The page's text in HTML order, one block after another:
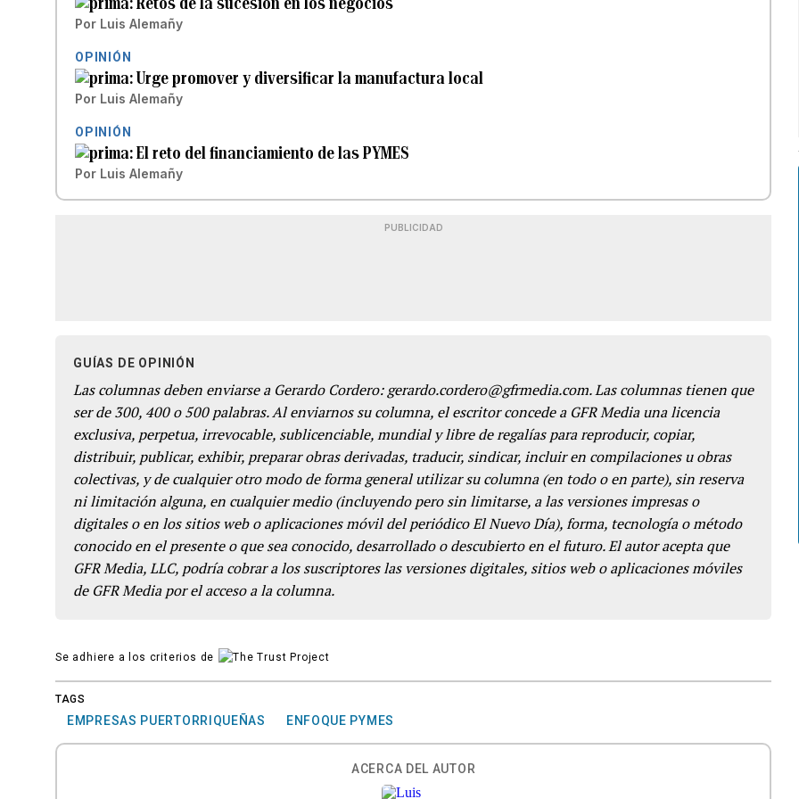
Por Luis Alemañy
OPINIÓN
Urge promover y diversificar la manufactura local
Por Luis Alemañy
OPINIÓN
El reto del financiamiento de las PYMES
Por Luis Alemañy
PUBLICIDAD
GUÍAS DE OPINIÓN
Las columnas deben enviarse a Gerardo Cordero: gerardo.cordero@gfrmedia.com. Las columnas tienen que
ser de 300, 400 o 500 palabras. Al enviarnos su columna, el escritor concede a GFR Media una licencia
exclusiva, perpetua, irrevocable, sublicenciable, mundial y libre de regalías para reproducir, copiar,
distribuir, publicar, exhibir, preparar obras derivadas, traducir, sindicar, incluir en compilaciones u obras
colectivas, y de cualquier otro modo de forma general utilizar su columna (en todo o en parte), sin reserva
ni limitación alguna, en cualquier medio (incluyendo pero sin limitarse, a las versiones impresas o
digitales o en los sitios web o aplicaciones móvil del periódico El Nuevo Día), forma, tecnología o método
conocido en el presente o que sea conocido, desarrollado o descubierto en el futuro. El autor acepta que
GFR Media, LLC, podría cobrar a los suscriptores las versiones digitales, sitios web o aplicaciones móviles
de GFR Media por el acceso a la columna.
Se adhiere a los criterios de
TAGS
EMPRESAS PUERTORRIQUEÑAS ENFOQUE PYMES
ACERCA DEL AUTOR